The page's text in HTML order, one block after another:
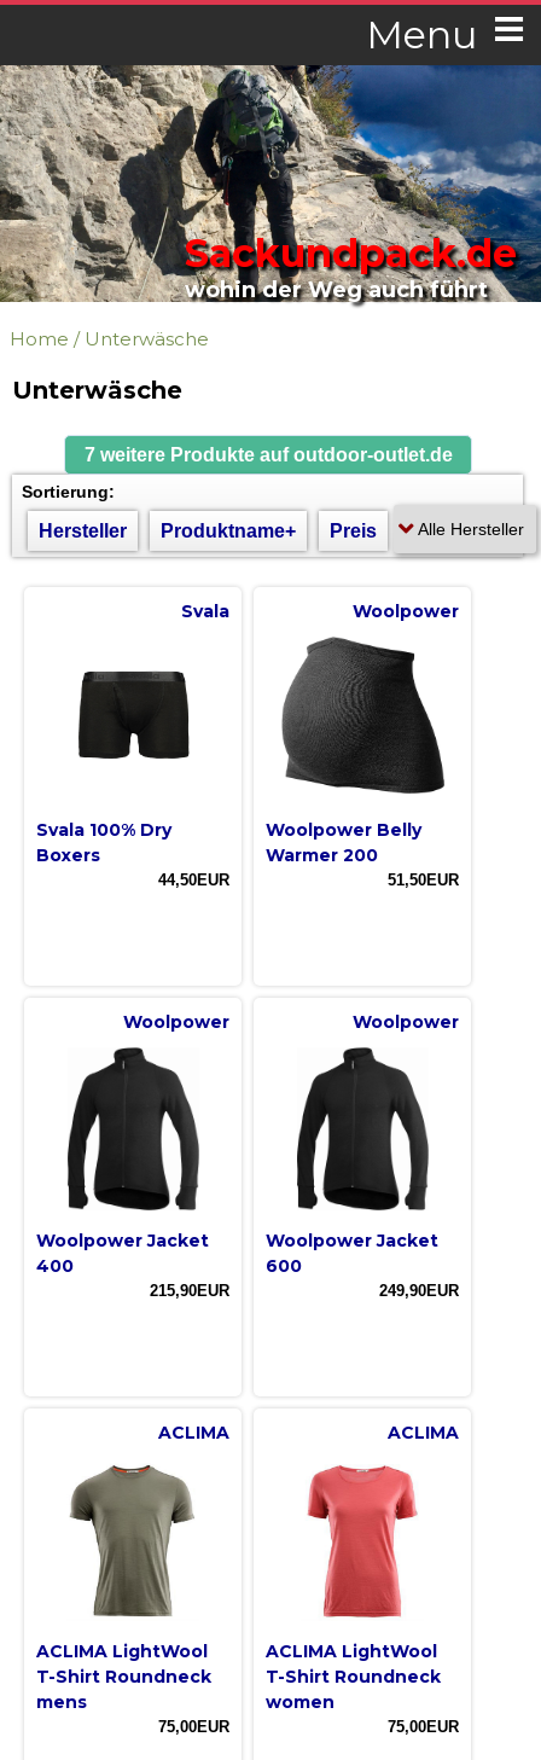
Menu
Sackundpack.de
wohin der Weg auch führt
Home / Unterwäsche
Unterwäsche
7 weitere Produkte auf outdoor-outlet.de
Sortierung:
Hersteller Produktname+ Preis
Svala
Svala 100% Dry
Boxers
44,50EUR
Woolpower
Woolpower Belly
Warmer 200
51,50EUR
Woolpower
Woolpower Jacket
400
215,90EUR
Woolpower
Woolpower Jacket
600
249,90EUR
ACLIMA
ACLIMA LightWool
T-Shirt Roundneck
mens
75,00EUR
ACLIMA
ACLIMA LightWool
T-Shirt Roundneck
women
75,00EUR